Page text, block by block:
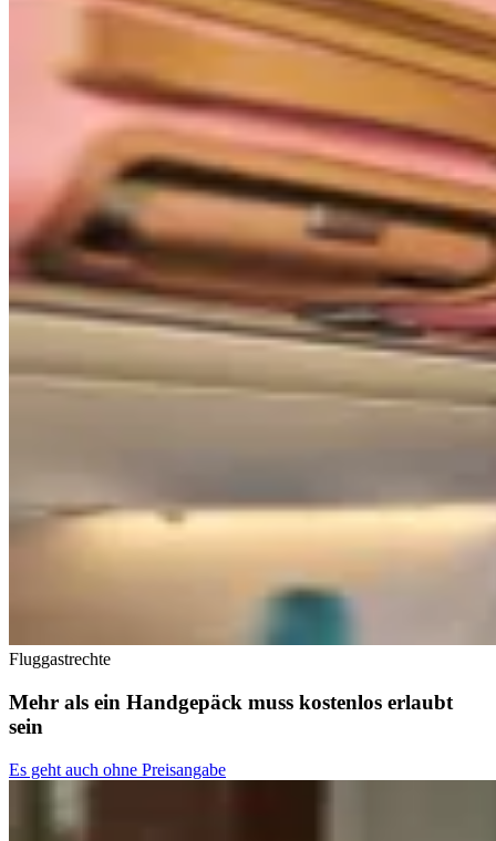
Fluggastrechte
Mehr als ein Handgepäck muss kostenlos erlaubt
sein
Es geht auch ohne Preisangabe